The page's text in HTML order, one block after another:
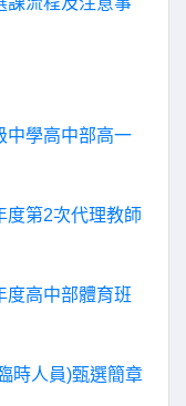
中學高中部高一
度第2次代理教師
度高中部體育班
時人員)甄選簡章